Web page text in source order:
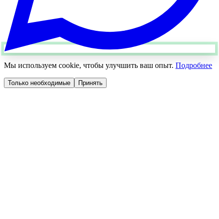
Мы используем cookie, чтобы улучшить ваш опыт. Подробнее
Только необходимые Принять